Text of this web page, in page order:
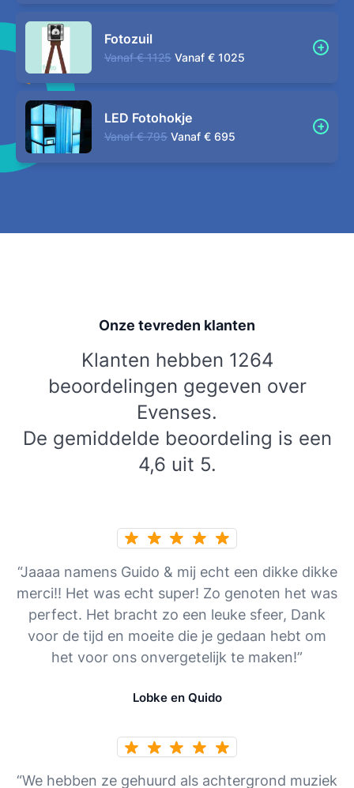
Fotozuil
Vanaf € 1125 Vanaf € 1025
LED Fotohokje
Vanaf € 795 Vanaf € 695
Onze tevreden klanten
Klanten hebben 1264
beoordelingen gegeven over
Evenses.
De gemiddelde beoordeling is een
4,6 uit 5.
“Jaaaa namens Guido & mij echt een dikke dikke
merci!! Het was echt super! Zo genoten het was
perfect. Het bracht zo een leuke sfeer, Dank
voor de tijd en moeite die je gedaan hebt om
het voor ons onvergetelijk te maken!”
Lobke en Quido
“We hebben ze gehuurd als achtergrond muziek